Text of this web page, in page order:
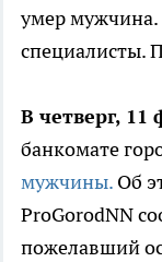
умер мужчина.
специалисты.
В четверг, 11
банкомате
мужчины. Об
ProGorodNN
пожелавший